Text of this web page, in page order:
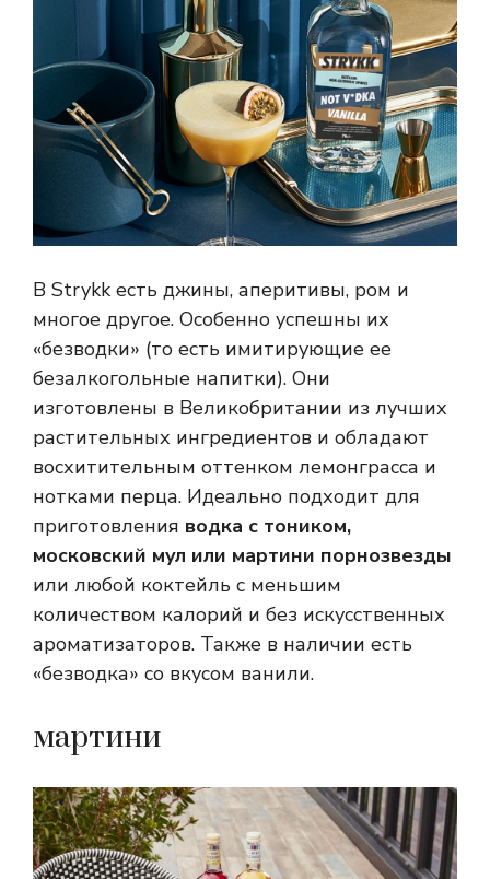
В Strykk есть джины, аперитивы, ром и
многое другое. Особенно успешны их
«безводки» (то есть имитирующие ее
безалкогольные напитки). Они
изготовлены в Великобритании из лучших
растительных ингредиентов и обладают
восхитительным оттенком лемонграсса и
нотками перца. Идеально подходит для
приготовления водка с тоником,
московский мул или мартини порнозвезды
или любой коктейль с меньшим
количеством калорий и без искусственных
ароматизаторов. Также в наличии есть
«безводка» со вкусом ванили.
мартини